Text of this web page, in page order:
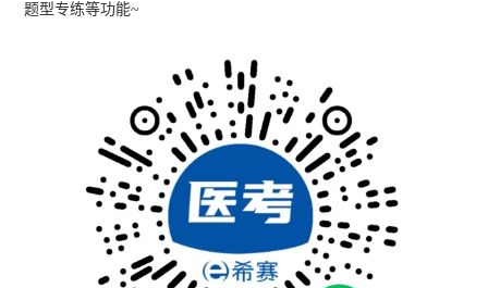
题型专练等功能~